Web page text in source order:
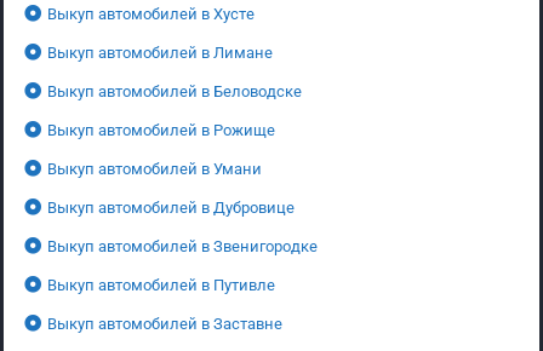
Выкуп автомобилей в Хусте
Выкуп автомобилей в Лимане
Выкуп автомобилей в Беловодске
Выкуп автомобилей в Рожище
Выкуп автомобилей в Умани
Выкуп автомобилей в Дубровице
Выкуп автомобилей в Звенигородке
Выкуп автомобилей в Путивле
Выкуп автомобилей в Заставне